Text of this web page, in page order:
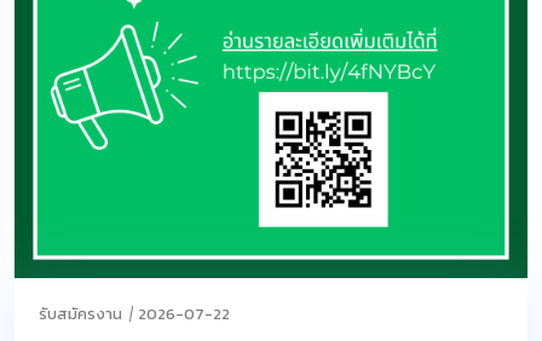
รับสมัครงาน 2026-07-22